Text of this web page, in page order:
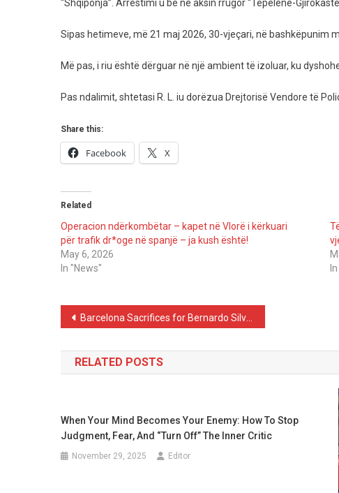
Kapet
Arratisjes
Dyshuari
“Shqiponja”. Arrestimi u bë në aksin rrugor “Tepelenë-
Sipas hetimeve, më 21 maj 2026, 30-vjeçari, në bashkëpunim
Më pas, i riu është dërguar në një ambient të izoluar, ku
Pas ndalimit, shtetasi R. L. iu dorëzua Drejtorisë Vendore të
Share this:
Facebook X
Related
Operacion ndërkombëtar – kapet në Vlorë i kërkuari
për trafik dr*oge në spanjë – ja kush është!
May 6, 2026
In "News"
Post
navigation
Barcelona Sacrifices for Bernardo Silva – Salary Revealed
RELATED POSTS
When Your Mind Becomes Your Enemy: How To Stop
Judgment, Fear, And “Turn Off” The Inner Critic
November 29, 2025 Editor